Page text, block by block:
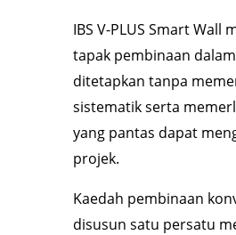
IBS V-PLUS Smart
tapak pembinaan
ditetapkan tanpa
sistematik serta
yang pantas dapat
projek.
Kaedah pembinaan
disusun satu persatu